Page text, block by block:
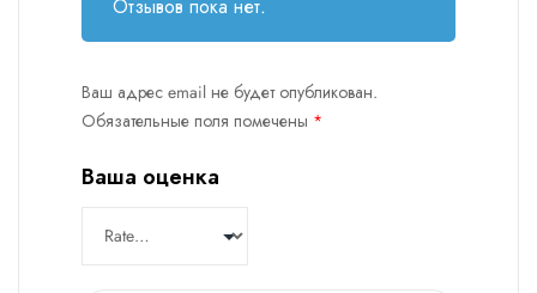
Отзывов пока нет.
Ваш адрес email не будет опубликован.
Обязательные поля помечены *
Ваша оценка